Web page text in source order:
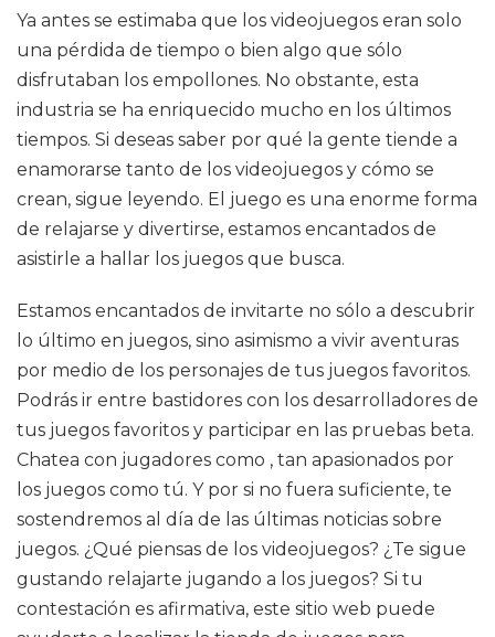
Ya antes se estimaba que los videojuegos eran solo
una pérdida de tiempo o bien algo que sólo
disfrutaban los empollones. No obstante, esta
industria se ha enriquecido mucho en los últimos
tiempos. Si deseas saber por qué la gente tiende a
enamorarse tanto de los videojuegos y cómo se
crean, sigue leyendo. El juego es una enorme forma
de relajarse y divertirse, estamos encantados de
asistirle a hallar los juegos que busca.
Estamos encantados de invitarte no sólo a descubrir
lo último en juegos, sino asimismo a vivir aventuras
por medio de los personajes de tus juegos favoritos.
Podrás ir entre bastidores con los desarrolladores de
tus juegos favoritos y participar en las pruebas beta.
Chatea con jugadores como , tan apasionados por
los juegos como tú. Y por si no fuera suficiente, te
sostendremos al día de las últimas noticias sobre
juegos. ¿Qué piensas de los videojuegos? ¿Te sigue
gustando relajarte jugando a los juegos? Si tu
contestación es afirmativa, este sitio web puede